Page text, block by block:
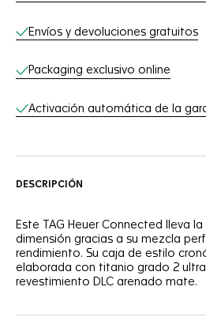
Envíos y devoluciones gratuitos
Packaging exclusivo online
Activación automática de la
DESCRIPCIÓN
Este TAG Heuer Connected lleva
dimensión gracias a su mezcla
rendimiento. Su caja de estilo
elaborada con titanio grado 2
revestimiento DLC arenado mate.